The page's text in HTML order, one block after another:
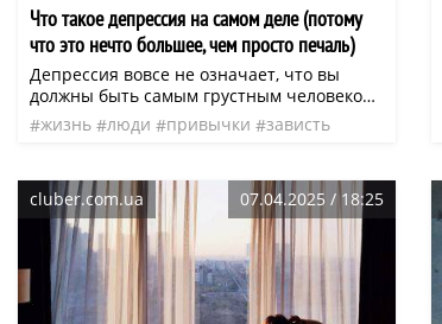
Что такое депрессия на самом деле (потому
что это нечто большее, чем просто печаль)
Депрессия вовсе не означает, что вы
должны быть самым грустным человеком
среди всех присутствующих. Совсем
наоборот, порой это состояние творит с
убедить всех вокруг, что они счастливы,
такие люди стараются убедить в этом и
самих себя.
жизнь люди привычки
зависть
cluber.com.ua 07.04.2025 / 18:25